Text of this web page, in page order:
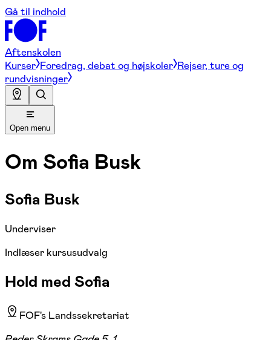
Gå til indhold
Aftenskolen
Kurser Foredrag, debat og højskoler Rejser, ture og
rundvisninger
Open menu
Om Sofia Busk
Sofia Busk
Underviser
Indlæser kursusudvalg
Hold med Sofia
FOF's Landssekretariat